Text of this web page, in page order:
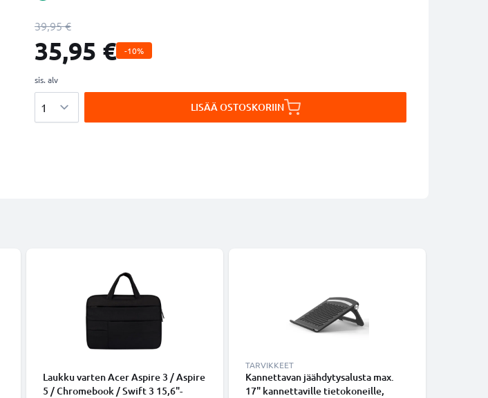
39,95 €
35,95 € -10%
sis. alv
LISÄÄ OSTOSKORIIN
Laukku varten Acer Aspire 3 / Aspire
5 / Chromebook / Swift 3 15,6"-
TARVIKKEET
Kannettavan jäähdytysalusta max.
17" kannettaville tietokoneille,